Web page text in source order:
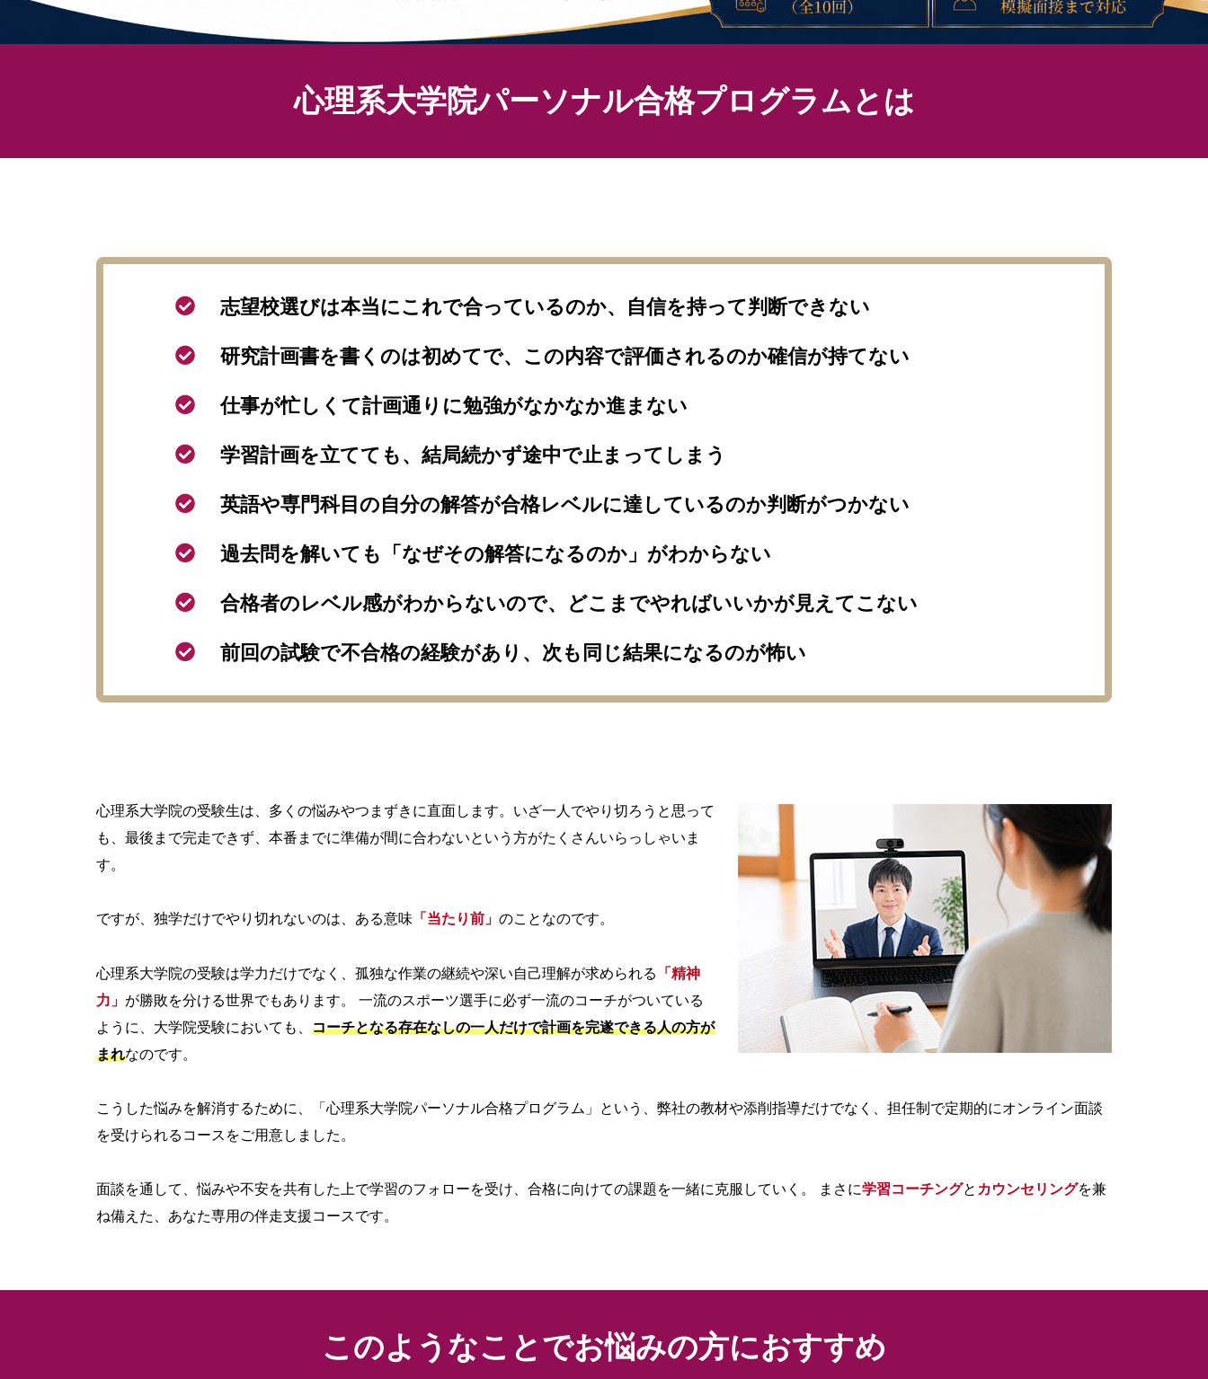
心理系大学院パーソナル合格プログラムとは
志望校選びは本当にこれで合っているのか、自信を持って判断できない
研究計画書を書くのは初めてで、この内容で評価されるのか確信が持てない
仕事が忙しくて計画通りに勉強がなかなか進まない
学習計画を立てても、結局続かず途中で止まってしまう
英語や専門科目の自分の解答が合格レベルに達しているのか判断がつかない
過去問を解いても「なぜその解答になるのか」がわからない
合格者のレベル感がわからないので、どこまでやればいいかが見えてこない
前回の試験で不合格の経験があり、次も同じ結果になるのが怖い
心理系大学院の受験生は、多くの悩みやつまずきに直面します。いざ一人でやり切ろうと思って
も、最後まで完走できず、本番までに準備が間に合わないという方がたくさんいらっしゃいま
す。
ですが、独学だけでやり切れないのは、ある意味 「当たり前」 のことなのです。
心理系大学院の受験は学力だけでなく、孤独な作業の継続や深い自己理解が求められる
「精神
力」 が勝敗を分ける世界でもあります。 一流のスポーツ選手に必ず一流のコーチがついている
ように、大学院受験においても、 コーチとなる存在なしの一人だけで計画を完遂できる人の方が
まれなのです。
こうした悩みを解消するために、「心理系大学院パーソナル合格プログラム」という、弊社の教材や添削指導だけでなく、担任制で定期的にオンライン面談
を受けられるコースをご用意しました。
面談を通して、悩みや不安を共有した上で学習のフォローを受け、合格に向けての課題を一緒に克服していく。 まさに学習コーチングと カウンセリングを兼
ね備えた、あなた専用の伴走支援コースです。
このようなことでお悩みの方におすすめ